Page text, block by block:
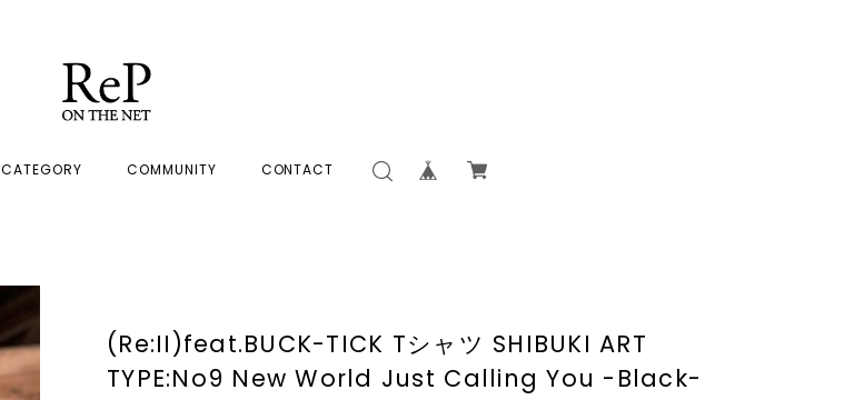
CATEGORY COMMUNITY CONTACT
(Re:II)feat.BUCK-TICK Tシャツ SHIBUKI ART
TYPE:No9 New World Just Calling You -Black-